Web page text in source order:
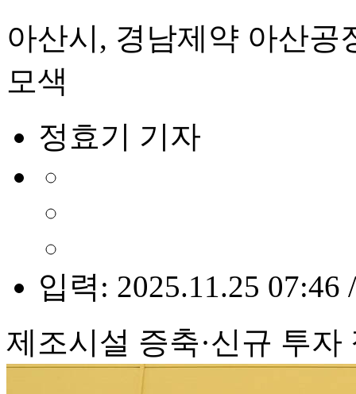
아산시, 경남제약 아산
모색
정효기 기자
입력: 2025.11.25 07:46
제조시설 증축·신규 투